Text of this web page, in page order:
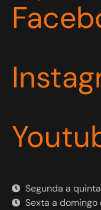
Segunda a
Sexta a domingo